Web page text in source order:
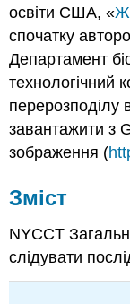
освіти США, «
спочатку
Департамент
технологічний
перерозподілу
завантажити з
зображення (
Зміст
NYCCT
слідувати